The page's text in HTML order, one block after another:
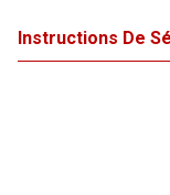
Instructions De